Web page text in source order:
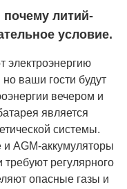
почему литий-
условие.
электроэнергию
но ваши гости будут
вечером и
является
системы.
AGM-аккумуляторы
регулярного
опасные газы и